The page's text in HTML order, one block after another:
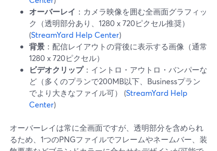
オーバーレイ ：カメラ映像を囲む全画面グラフィッ
ク（透明部分あり、1280 x 720ピクセル推奨）
(StreamYard Help Center)
背景 ：配信レイアウトの背後に表示する画像（通常
1280 x 720ピクセル）
ビデオクリップ：イントロ・アウトロ・バンパーな
ど（多くのプランで200MB以下、Businessプラン
でより大きなファイル可） (StreamYard Help
Center)
オーバーレイは常に全画面ですが、透明部分を含められ
るため、1つのPNGファイルでフレームやネームバー、装